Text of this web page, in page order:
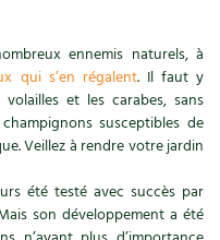
ennemis naturels, à
qui s’en régalent. Il faut y
et les carabes, sans
susceptibles de
Veillez à rendre votre jardin
été testé avec succès par
son développement a été